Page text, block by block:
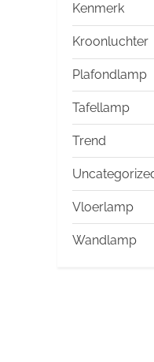
Kenmerk
Kroonluchter
Plafondlamp
Tafellamp
Trend
Vloerlamp
Wandlamp